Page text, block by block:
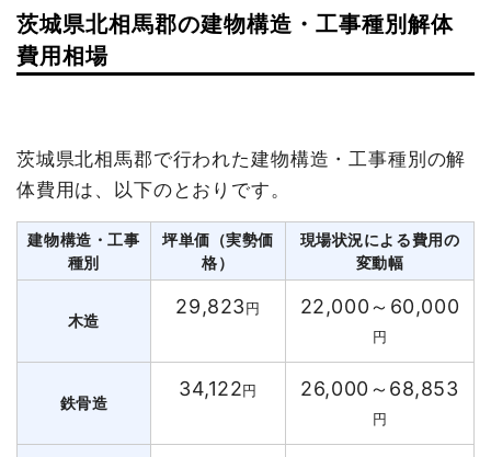
茨城県北相馬郡の建物構造・工事種別解体
費用相場
茨城県北相馬郡で行われた建物構造・工事種別の解
体費用は、以下のとおりです。
建物構造・工事
種別
坪単価（実勢価
格）
現場状況による費用の
変動幅
木造
29,823円 22,000～60,000
円
鉄骨造
34,122円 26,000～68,853
円